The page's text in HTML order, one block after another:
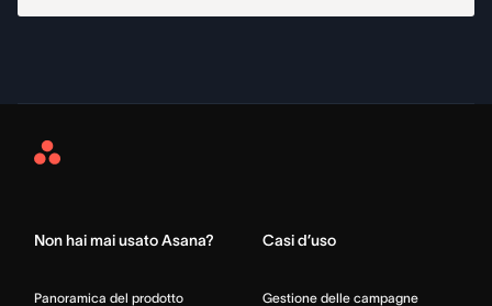
Asana
Non hai mai usato Asana?
Panoramica del prodotto
Casi d’uso
Gestione delle campagne